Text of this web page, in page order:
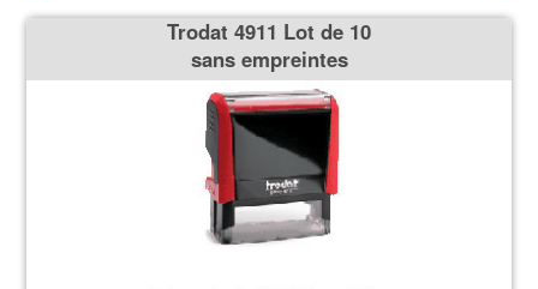
Trodat 4911 Lot de 10
sans empreintes